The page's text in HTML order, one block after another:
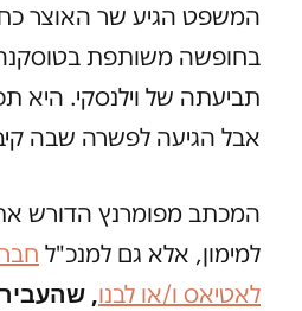
המשפט הגיע שר האוצר
בחופשה משותפת
תביעתה של וילנסקי. היא
אבל הגיעה לפשרה שבה
המכתב מפומרנץ הדורש
למימון, אלא גם למנכ"ל
לאטיאס ו/או לבנו,